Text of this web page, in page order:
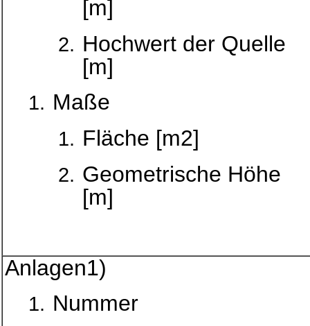
[m]
Hochwert der Quelle
[m]
Maße
Fläche [m2]
Geometrische Höhe
[m]
Anlagen1)
Nummer